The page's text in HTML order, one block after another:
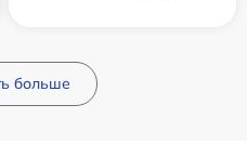
больше